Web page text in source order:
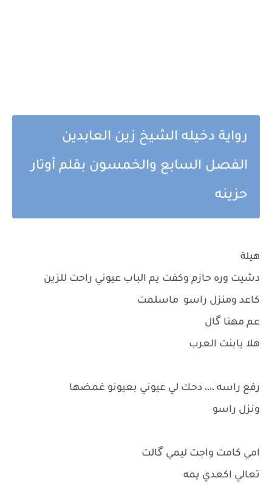
رواية دخيله الشيخ زين العابدين
الفصل السابع والخمسون بقلم أوتار
حزينه
هيلة
دشيت وره حازم وكفت يم الباب عيوني راحت للزين
كاعد ومنزل راسو ماسلمت
عم مهنا گال
هلا يابنت العرب
رفع راسه ،،،، دحك لي عيوني بعيونو غمضها
ونزل راسو
امي كامت واجت ليمي گالت
تعالي اكعدي يمه